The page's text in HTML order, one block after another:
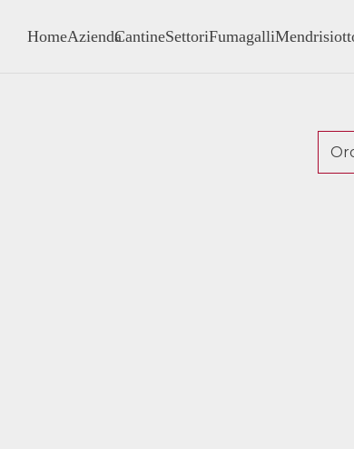
HomeAziendaCantineSettoriFumagalli